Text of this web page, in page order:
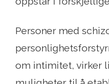
Personer med
om intimitet, virker